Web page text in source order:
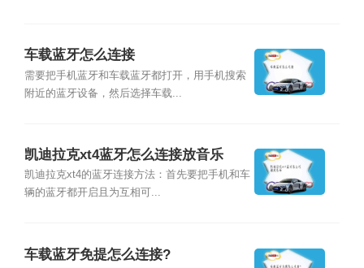
车载蓝牙怎么连接
需要把手机蓝牙和车载蓝牙都打开，用手机搜索
附近的蓝牙设备，然后选择车载...
凯迪拉克xt4蓝牙怎么连接放音乐
凯迪拉克xt4的蓝牙连接方法：首先要把手机和车
辆的蓝牙都开启且为互相可...
车载蓝牙免提怎么连接?